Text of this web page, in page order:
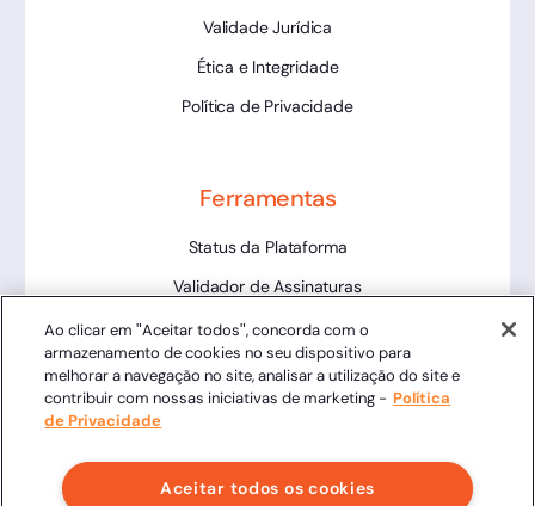
Validade Jurídica
Ética e Integridade
Política de Privacidade
Ferramentas
Status da Plataforma
Validador de Assinaturas
Trabalhe Conosco
LLM
Ao clicar em "Aceitar todos", concorda com o
armazenamento de cookies no seu dispositivo para
melhorar a navegação no site, analisar a utilização do site e
contribuir com nossas iniciativas de marketing - Política
de Privacidade
Aceitar todos os cookies